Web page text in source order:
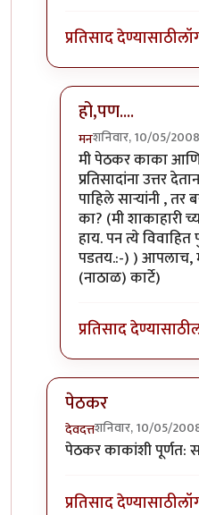
प्रतिसाद देण्यासाठी
हो,पण....
मनशनिवार, 10/05/
In reply toटु बी ऑर
मी पेठकर काका आणि
प्रतिसादांना उत्तर
पाहिले सार्‍यांनी ,
का? (मी शाकाहारी
हाय. पन त्ये
पडतय.:-) ) आपलाच,
(नाठाळ) कार्टे)
प्रतिसाद देण्यासाठी
पेठकर
देवदत्तशनिवार, 10/05/
In reply toशाकाहार-
पेठकर काकांशी पूर्णत:
प्रतिसाद देण्यासाठी